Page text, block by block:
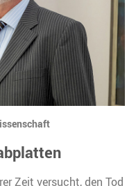
Zeit versucht, den Tod